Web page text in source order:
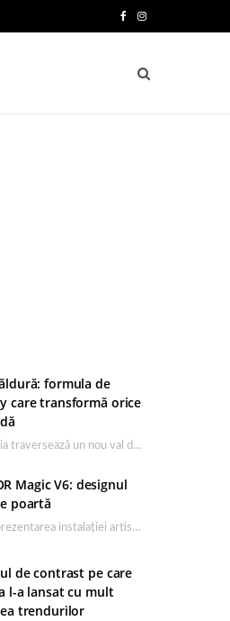
e
I
s
t
formula de
care transformă orice
România traversează un nou val de căldură, iar rutina de îngrijire capătă un rol esențial…
Magic V6: designul
poartă
După prezentarea instalației artistice semnată de Catrinel Săbăciag în cadrul evenimentului de lansare HONOR Magic…
de contrast pe care
l-a lansat cu mult
trendurilor